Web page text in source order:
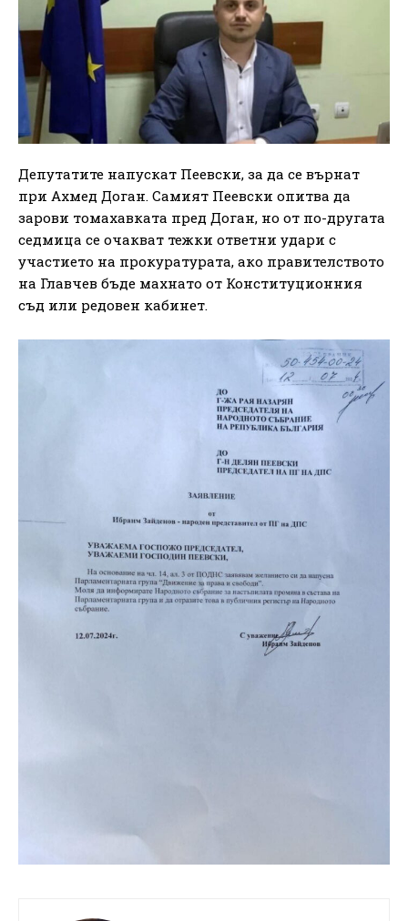
Депутатите напускат Пеевски, за да се върнат
при Ахмед Доган. Самият Пеевски опитва да
зарови томахавката пред Доган, но от по-другата
седмица се очакват тежки ответни удари с
участието на прокуратурата, ако правителството
на Главчев бъде махнато от Конституционния
съд или редовен кабинет.